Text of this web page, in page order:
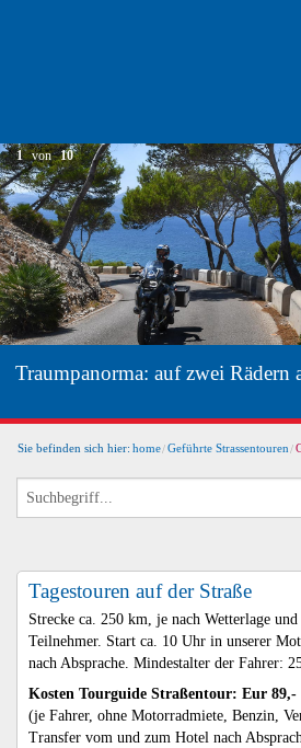
Traumpanorma: auf zwei Rädern
1 von 10
Sie befinden sich hier: home Geführte Strassentouren
Tagestouren auf der Straße
Strecke ca. 250 km, je nach Wetterlage
Teilnehmer. Start ca. 10 Uhr in unserer
nach Absprache. Mindestalter der Fahrer:
Kosten Tourguide Straßentour: Eur 89,-
(je Fahrer, ohne Motorradmiete, Benzin,
Transfer vom und zum Hotel nach